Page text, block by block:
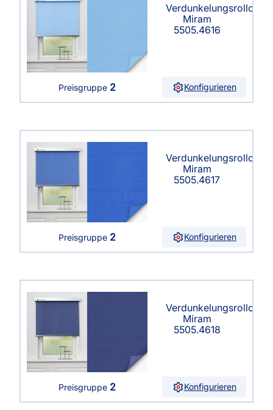
Verdunkelungsrollo
Miram
5505.4616
Preisgruppe 2 Konfigurieren
Verdunkelungsrollo
Miram
5505.4617
Preisgruppe 2 Konfigurieren
Verdunkelungsrollo
Miram
5505.4618
Preisgruppe 2 Konfigurieren